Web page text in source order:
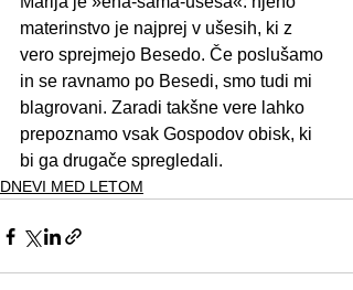
materinstvo je najprej v ušesih, ki z
vero sprejmejo Besedo. Če poslušamo
in se ravnamo po Besedi, smo tudi mi
blagrovani. Zaradi takšne vere lahko
prepoznamo vsak Gospodov obisk, ki
bi ga drugače spregledali.
DNEVI MED LETOM